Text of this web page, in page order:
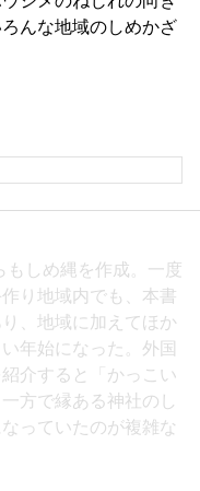
んな地域のしめかざ
もしめ縄を作成。一度
り地域内でも、本書
、地域に加えてほか
年始になった。外国
介すると「かっこい
方で縁ある神社のし
っていたのが複雑な